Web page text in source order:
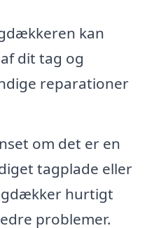
kan
dit tag og
reparationer
om det er en
tagplade eller
hurtigt
problemer.